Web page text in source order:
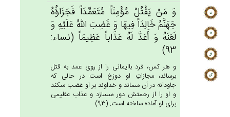
وَ مَنْ‌ يَقْتُل‌ْ مُؤْمِنَاً مُتَعَمِّدَاً فَجَزَاؤُه‌ُ
جَهَنَّم‌ُ خَالِدَاً فِيهَا وَ غَضِب‌َ الله‌ُ عَلَيْه‌ِ وَ
لَعَنَه‌ُ وَ أَعَدَّ لَه‌ُ عَذَاباً عَظِيمَاً (نساء:
93)
و هر كس، فرد باايمانى را از روى عمد به قتل
برساند، مجازاتِ او دوزخ است در حالى كه
جاودانه در آن مى‏ماند و خداوند بر او غضب مى‏كند
و او را از رحمتش دور مى‏سازد و عذاب عظيمى
براى او آماده ساخته است. (93)